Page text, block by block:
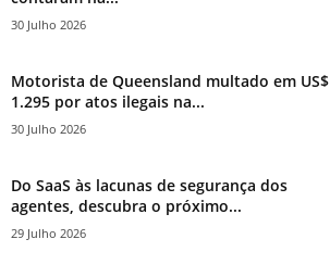
30 Julho 2026
Motorista de Queensland multado em US$
1.295 por atos ilegais na...
30 Julho 2026
Do SaaS às lacunas de segurança dos
agentes, descubra o próximo...
29 Julho 2026